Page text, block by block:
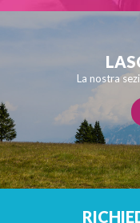
La nostra